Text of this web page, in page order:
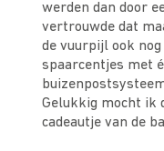
werden dan door
vertrouwde dat
de vuurpijl ook
spaarcentjes met
Gelukkig mocht ik
cadeautje van de